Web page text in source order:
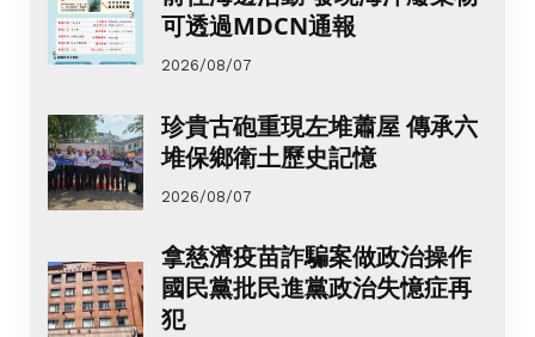
可透過MDCN通報
2026/08/07
珍貴古砲重現左堆蕭屋 傳承六
堆保鄉衛土歷史記憶
2026/08/07
拿慈濟疫苗詐騙案做政治操作
國民黨批民進黨政治失憶症再
犯